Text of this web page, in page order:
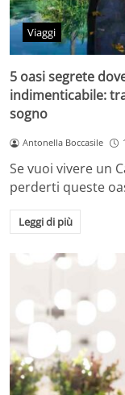
Viaggi
5 oasi segrete
indimenticabile:
sogno
Antonella Boccasile
Se vuoi vivere un
perderti queste
Leggi di più